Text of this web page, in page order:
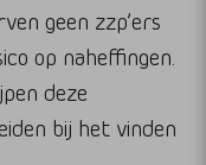
geen zzp’ers
op naheffingen.
deze
bij het vinden